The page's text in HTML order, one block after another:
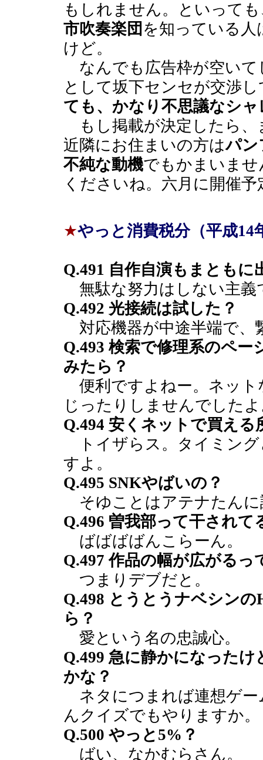
もしれません。といって
市吹奏楽団 を知っている
けど。
なんでも広告枠が空いて
として坂下センセが交渉
ても、かなり不思議なシ
もし掲載が決定したら、
近隣にお住まいの方はパン
不純な動機でもかまいませ
くださいね。六月に開催予
★やっと消費税分（平成14
Q.491 自作自演もまともに
無駄な努力はしない主義
Q.492 光接続は試した？
対応機器が中途半端で、
Q.493 検索で修理系のペ
みたら？
便利ですよねー。ネット
じったりしませんでした
Q.494 安くネットで買える
トイザらス。タイミング
すよ。
Q.495 SNKやばいの？
そゆことはアテナたんに
Q.496 曽我部って干されて
ばばばばんこらーん。
Q.497 作品の幅が広がるっ
つまりデブだと。
Q.498 とうとうナベシン
ら？
愛という名の忠誠心。
Q.499 急に静かになった
かな？
ネタにつまれば連想ゲー
んクイズでもやりますか。
Q.500 やっと5%？
ばい、なかむらさん。